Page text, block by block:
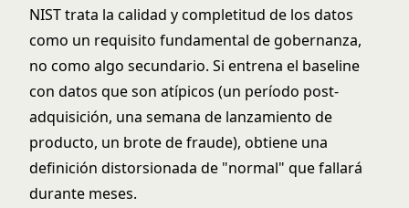
NISTtrata la calidad y completitud de los datos
como un requisito fundamental de gobernanza,
no como algo secundario. Si entrena el baseline
con datos que son atípicos (un período post-
adquisición, una semana de lanzamiento de
producto, un brote de fraude), obtiene una
definición distorsionada de "normal" que fallará
durante meses.